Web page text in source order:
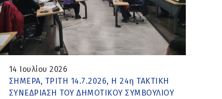
14 Ιουλίου 2026
ΣΗΜΕΡΑ, ΤΡΙΤΗ 14.7.2026, Η 24η ΤΑΚΤΙΚΗ
ΣΥΝΕΔΡΙΑΣΗ ΤΟΥ ΔΗΜΟΤΙΚΟΥ ΣΥΜΒΟΥΛΙΟΥ